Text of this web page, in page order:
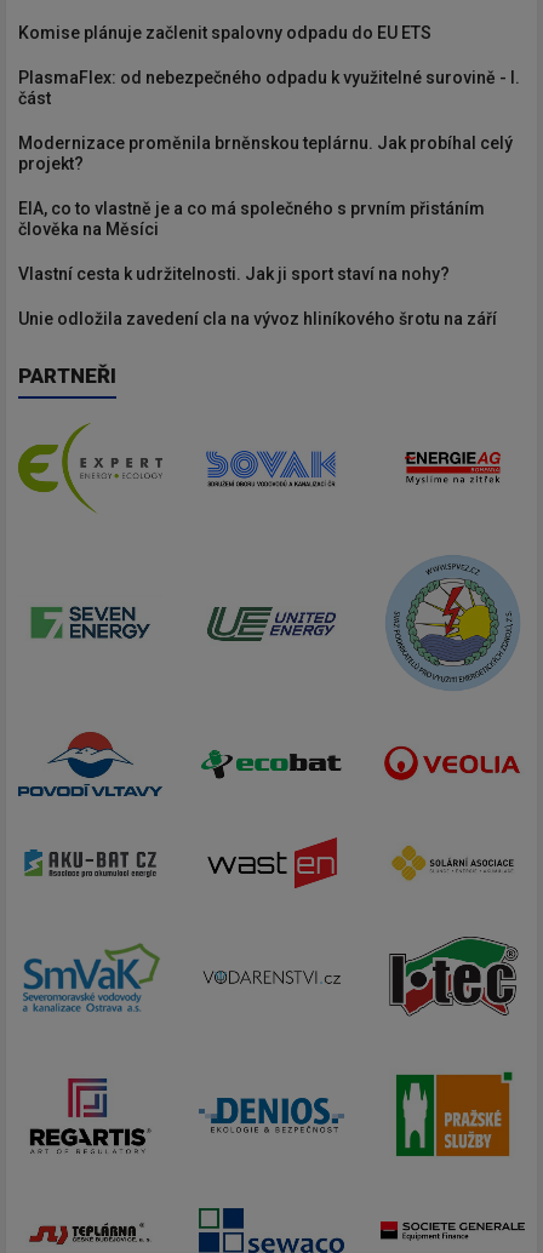
Komise plánuje začlenit spalovny odpadu do EU ETS
PlasmaFlex: od nebezpečného odpadu k využitelné surovině - I.
část
Modernizace proměnila brněnskou teplárnu. Jak probíhal celý
projekt?
EIA, co to vlastně je a co má společného s prvním přistáním
člověka na Měsíci
Vlastní cesta k udržitelnosti. Jak ji sport staví na nohy?
Unie odložila zavedení cla na vývoz hliníkového šrotu na září
PARTNEŘI